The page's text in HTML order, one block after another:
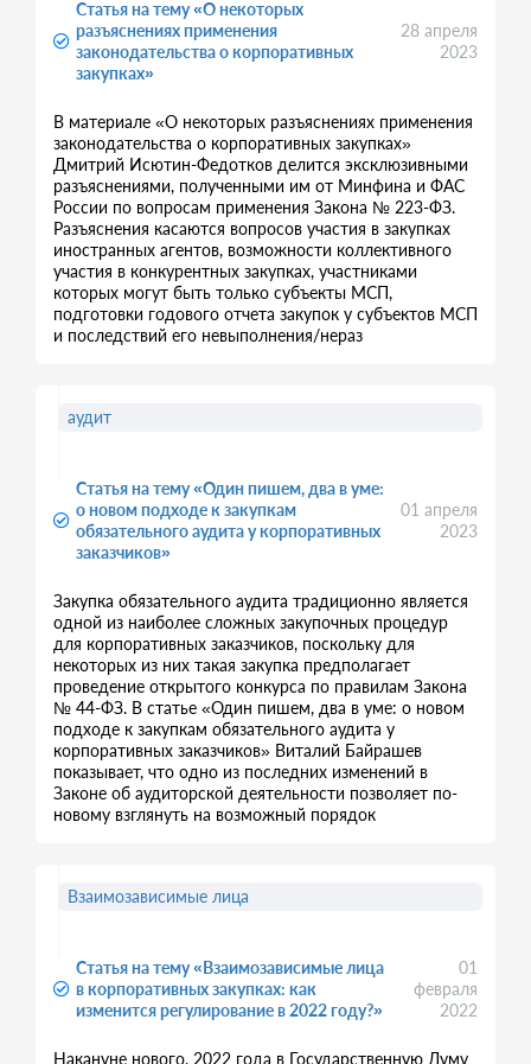
Статья на тему «О некоторых
разъяснениях применения
законодательства о корпоративных
закупках»
28 апреля
2023
В материале «О некоторых разъяснениях применения
законодательства о корпоративных закупках»
Дмитрий Исютин-Федотков делится эксклюзивными
разъяснениями, полученными им от Минфина и ФАС
России по вопросам применения Закона № 223-ФЗ.
Разъяснения касаются вопросов участия в закупках
иностранных агентов, возможности коллективного
участия в конкурентных закупках, участниками
которых могут быть только субъекты МСП,
подготовки годового отчета закупок у субъектов МСП
и последствий его невыполнения/нераз
Статья на тему «Один пишем, два в уме:
о новом подходе к закупкам
обязательного аудита у корпоративных
заказчиков»
01 апреля
2023
Закупка обязательного аудита традиционно является
одной из наиболее сложных закупочных процедур
для корпоративных заказчиков, поскольку для
некоторых из них такая закупка предполагает
проведение открытого конкурса по правилам Закона
№ 44-ФЗ. В статье «Один пишем, два в уме: о новом
подходе к закупкам обязательного аудита у
корпоративных заказчиков» Виталий Байрашев
показывает, что одно из последних изменений в
Законе об аудиторской деятельности позволяет по-
новому взглянуть на возможный порядок
аудит
Статья на тему «Взаимозависимые лица
в корпоративных закупках: как
изменится регулирование в 2022 году?»
01
февраля
2022
Накануне нового, 2022 года в Государственную Думу
Взаимозависимые лица